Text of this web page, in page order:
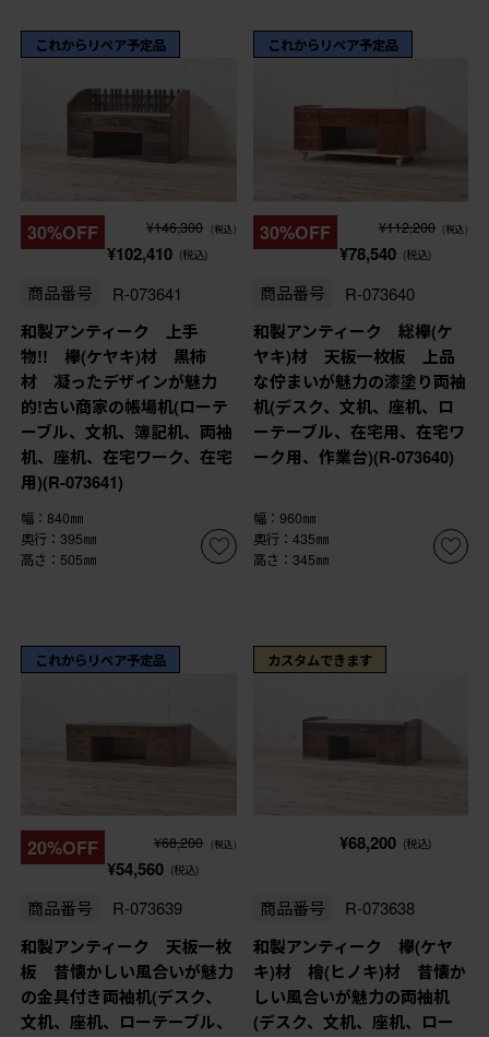
これからリペア予定品
30%OFF ¥146,300 (税込)
¥102,410 (税込)
商品番号 R-073641
和製アンティーク 上手
物!! 欅(ケヤキ)材 黒柿
材 凝ったデザインが魅力
的!古い商家の帳場机(ローテ
ーブル、文机、簿記机、両袖
机、座机、在宅ワーク、在宅
用)(R-073641)
幅：840㎜
奥行：395㎜
高さ：505㎜
これからリペア予定品
30%OFF ¥112,200 (税込)
¥78,540 (税込)
商品番号 R-073640
和製アンティーク 総欅(ケ
ヤキ)材 天板一枚板 上品
な佇まいが魅力の漆塗り両袖
机(デスク、文机、座机、ロ
ーテーブル、在宅用、在宅ワ
ーク用、作業台)(R-073640)
幅：960㎜
奥行：435㎜
高さ：345㎜
これからリペア予定品
20%OFF ¥68,200 (税込)
¥54,560 (税込)
商品番号 R-073639
和製アンティーク 天板一枚
板 昔懐かしい風合いが魅力
の金具付き両袖机(デスク、
文机、座机、ローテーブル、
カスタムできます
¥68,200 (税込)
商品番号 R-073638
和製アンティーク 欅(ケヤ
キ)材 檜(ヒノキ)材 昔懐か
しい風合いが魅力の両袖机
(デスク、文机、座机、ロー